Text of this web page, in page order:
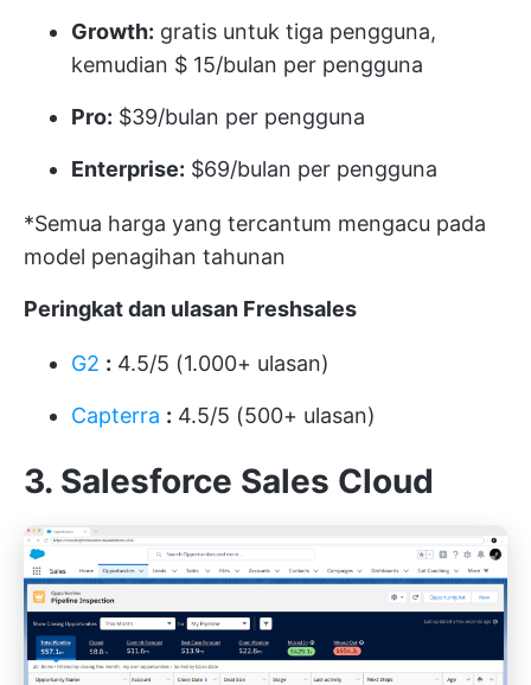
Growth: gratis untuk tiga pengguna,
kemudian $ 15/bulan per pengguna
Pro: $39/bulan per pengguna
Enterprise: $69/bulan per pengguna
*Semua harga yang tercantum mengacu pada
model penagihan tahunan
Peringkat dan ulasan Freshsales
G2 : 4.5/5 (1.000+ ulasan)
Capterra : 4.5/5 (500+ ulasan)
3. Salesforce Sales Cloud